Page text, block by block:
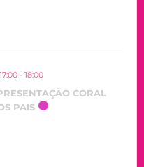
- 18:00
CORAL
PAIS